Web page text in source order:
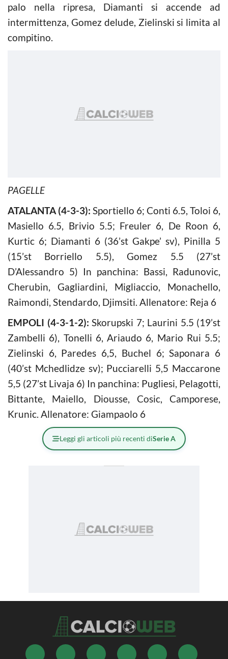
palo nella ripresa, Diamanti si accende ad
intermittenza, Gomez delude, Zielinski si limita al
compitino.
PAGELLE
ATALANTA (4-3-3): Sportiello 6; Conti 6.5, Toloi 6,
Masiello 6.5, Brivio 5.5; Freuler 6, De Roon 6,
Kurtic 6; Diamanti 6 (36’st Gakpe’ sv), Pinilla 5
(15’st Borriello 5.5), Gomez 5.5 (27’st
D’Alessandro 5) In panchina: Bassi, Radunovic,
Cherubin, Gagliardini, Migliaccio, Monachello,
Raimondi, Stendardo, Djimsiti. Allenatore: Reja 6
EMPOLI (4-3-1-2): Skorupski 7; Laurini 5.5 (19’st
Zambelli 6), Tonelli 6, Ariaudo 6, Mario Rui 5.5;
Zielinski 6, Paredes 6,5, Buchel 6; Saponara 6
(40’st Mchedlidze sv); Pucciarelli 5,5 Maccarone
5,5 (27’st Livaja 6) In panchina: Pugliesi, Pelagotti,
Bittante, Maiello, Diousse, Cosic, Camporese,
Krunic. Allenatore: Giampaolo 6
Leggi gli articoli più recenti diSerie A